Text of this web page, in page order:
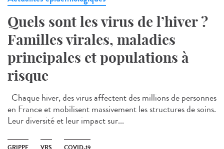
Quels sont les virus de l’hiver ?
Familles virales, maladies
principales et populations à
risque
Chaque hiver, des virus affectent des millions de personnes
en France et mobilisent massivement les structures de soins.
Leur diversité et leur impact sur...